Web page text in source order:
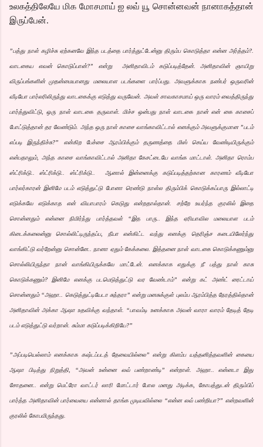
உலகத்திலேயே மிக மோசமாய் ஐ லவ் யூ சொன்னவன் நானாகத்தான்
இருப்பேன்.
”பத்து நாள் கழிச்சு ஏற்கனவே இந்த படத்தை பார்த்துட்டேன்னு திரும்ப கொடுத்தா என்ன அர்த்தம்?.
வாடகைய எவன் கொடுப்பான்?” என்று அனிதாவிடம் கடுப்படித்தேன். அனிதாவின் ஞாயிறு
விருப்பங்களின் முதன்மையானது மலையாள படங்களை பார்ப்பது. அவளுக்காக நண்பர் ஒருவரின்
வீடியோ பார்லரிலிருந்து வாடகைக்கு எடுத்து வருவேன். அவள் சாவகாசமாய் ஒரு வாரம் வைத்திருந்து
பார்த்துவிட்டு, ஒரு நாள் வாடகை தருவாள். மிச்ச ஒன்பது நாள் வாடகை நான் என் கை காசைப்
போட்டுத்தான் தர வேண்டும். அந்த ஒரு நாள் காசை வாங்காவிட்டால் எனக்கும் அவளுக்குமான ”படம்
எப்படி இருந்திச்சு?” என்கிற பேச்சை ஆரம்பிக்கும் தருணத்தை மிஸ் செய்ய வேண்டியிருக்கும்
என்பதாலும், அந்த காசை வாங்காவிட்டால் அனிதா கேசட்டையே வாங்க மாட்டாள். அனிதா ரொம்ப
ஸ்ட்ரிக்டு.. ஸ்ட்ரிக்டு.. ஸ்ட்ரிக்டு.. ஆனால் இன்னைக்கு கடுப்படித்தற்கான காரணம் வீடியோ
பார்லர்காரன் இனிமே படம் எடுத்துட்டு போனா ரெண்டு நாள்ல திரும்பிக் கொடுக்கப்பாரு இல்லாட்டி
எடுக்கவே எடுக்காத என் வியாபாரம் கெடுது என்றதால்தான். சற்றே உயர்ந்த குரலில் இதை
சொன்னதும் என்னை நிமிர்ந்து பார்த்தவள் “இத பாரு.. இந்த ஏரியாவில மலையாள படம்
கிடைக்கலைன்னு சொல்லிட்டிருந்தப்ப, நீயா என்கிட்ட வந்து எனக்கு தெரிஞ்ச கடையிலேர்ந்து
வாங்கிட்டு வர்றேன்னு சொன்னே.. நானா ஏதும் கேக்கலை. இத்தனை நாள் வாடகை கொடுக்கணும்னு
சொல்லியிருந்தா நான் வாங்கியிருக்கவே மாட்டேன். எனக்காக எதுக்கு நீ பத்து நாள் காசு
கொடுக்கணும்? இனிமே எனக்கு படமெடுத்துட்டு வர வேண்டாம்” என்று கட் அண்ட் ரைட்டாய்
சொன்னதும் “அஹா.. கெடுத்துட்டியேடா சுந்தரா” என்று மனசுக்குள் புலம்ப ஆரம்பித்த நேரத்தில்தான்
அனிதாவின் அக்கா ஆஷா உதவிக்கு வந்தாள். “பாவம்டி உனக்காக அவன் வாரா வாரம் தேடித் தேடி
படம் எடுத்துட்டு வர்றான். சும்மா கடுப்படிக்கிறியே?”
”அப்படியெல்லாம் எனக்காக கஷ்டப்படத் தேவையில்லை” என்று கிளம்ப யத்தனித்தவளின் கையை
ஆஷா பிடித்து நிறுத்தி, “அவன் உன்னை லவ் பண்றாண்டி” என்றாள். அஹா.. என்னடா இது
சோதனை.. என்று மெட்ரோ வாட்டர் லாரி மோட்டார் போல மனது அடிக்க, கோபத்துடன் திரும்பிப்
பார்த்த அனிதாவின் பார்வையை என்னால் தாங்க முடியவில்லை “என்ன லவ் பண்றியா?” என்றவளின்
குரலில் கோபமிருந்தது.